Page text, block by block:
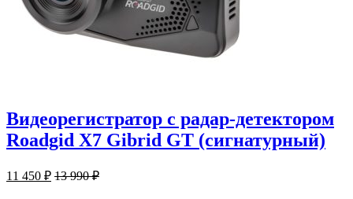
Видеорегистратор с радар-детектором
Roadgid X7 Gibrid GT (сигнатурный)
11 450 ₽ 13 990₽